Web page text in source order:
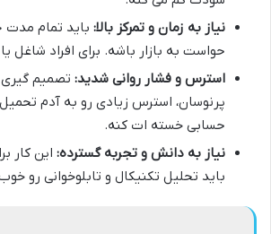
نیاز به زمان و تمرکز بالا: باید تمام مدت
حواست به بازار باشه. برای افراد شاغل
استرس و فشار روانی شدید: تصمیم گیری
پرنوسان، استرس زیادی رو به آدم
حسابی خسته ات کنه.
نیاز به دانش و تجربه گسترده: این کار
باید تحلیل تکنیکال و تابلوخوانی رو